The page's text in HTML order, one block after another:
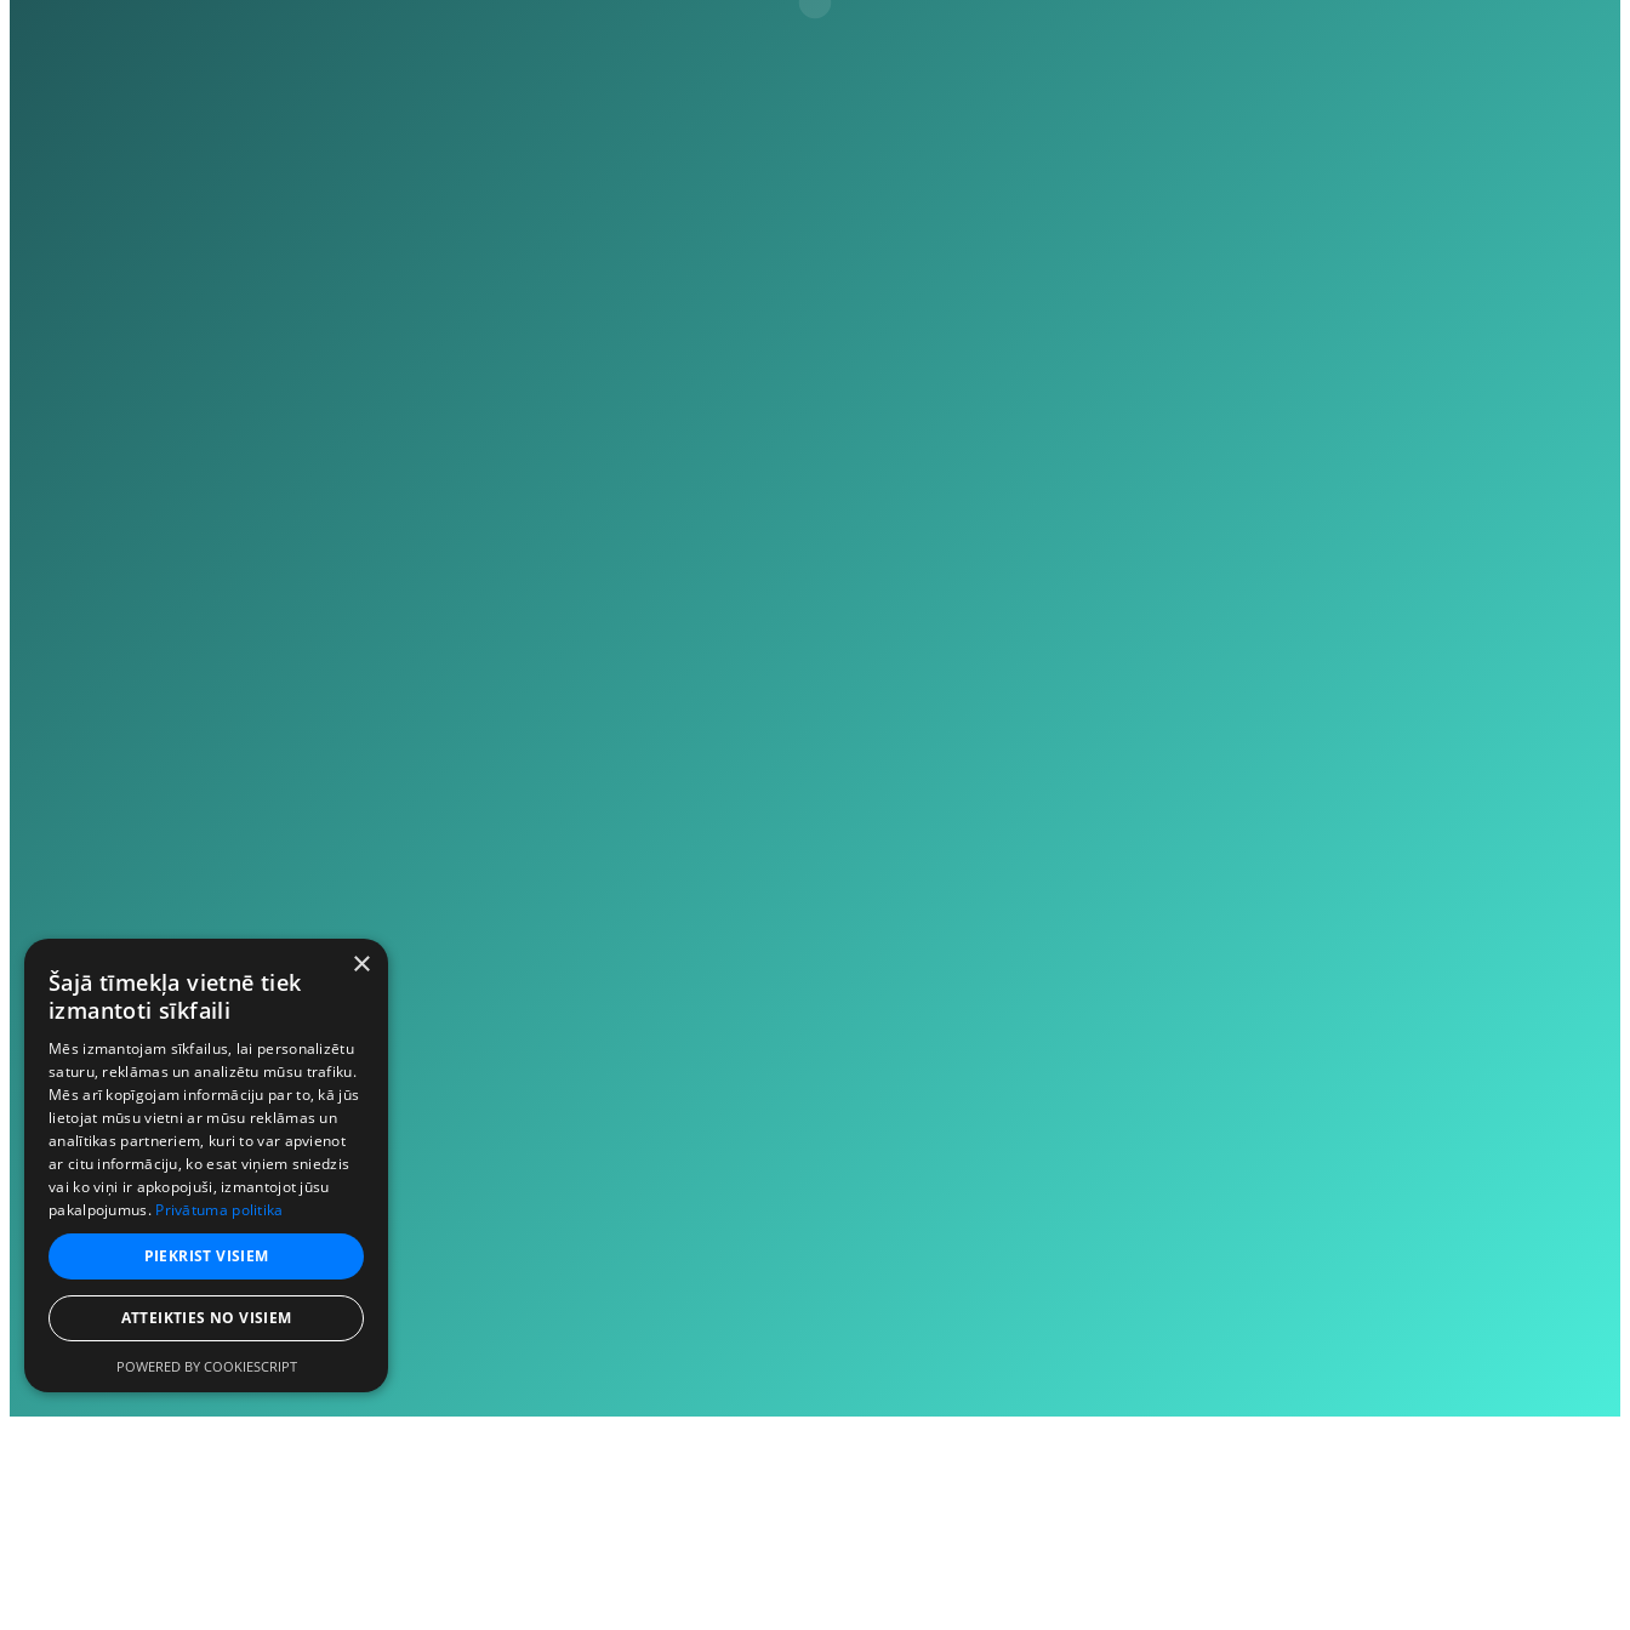
×
Šajā tīmekļa vietnē tiek
izmantoti sīkfaili
Mēs izmantojam sīkfailus, lai personalizētu
saturu, reklāmas un analizētu mūsu trafiku.
Mēs arī kopīgojam informāciju par to, kā jūs
lietojat mūsu vietni ar mūsu reklāmas un
analītikas partneriem, kuri to var apvienot
ar citu informāciju, ko esat viņiem sniedzis
vai ko viņi ir apkopojuši, izmantojot jūsu
pakalpojumus. Privātuma politika
PIEKRIST VISIEM
ATTEIKTIES NO VISIEM
POWERED BY COOKIESCRIPT